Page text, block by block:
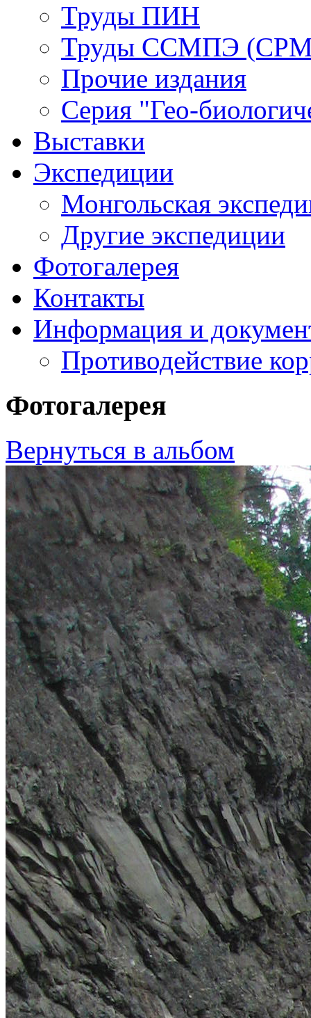
Труды ПИН
Труды ССМПЭ
Прочие издания
Серия "Гео-
Выставки
Экспедиции
Монгольская
Другие экспедиции
Фотогалерея
Контакты
Информация и
Противодействие
Фотогалерея
Вернуться в альбом